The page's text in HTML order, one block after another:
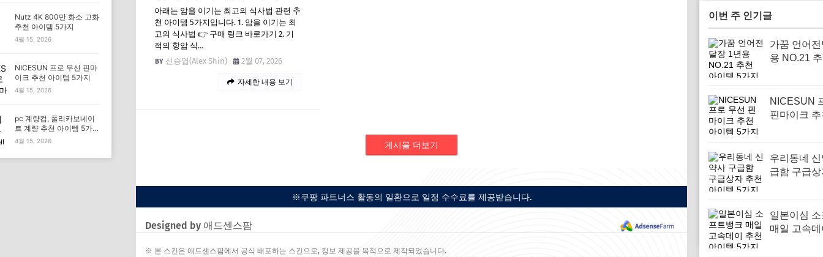
아래는 암을 이기는 최고의 식사법 관련 추
천 아이템 5가지입니다. 1. 암을 이기는 최
고의 식사법 👉 구매 링크 바로가기 2. 기
적의 항암 식…
신승엽(Alex Shin)
2월 07, 2026
자세한 내용 보기
게시물 더보기
※쿠팡 파트너스 활동의 일환으로 일정 수수료를 제공받습니다.
Designed by 애드센스팜
※ 본 스킨은 애드센스팜에서 공식 배포하는 스킨으로, 정보 제공을 목적으로 제작되었습니다.
이번 주 인기글
가꿈 언어
용 NO.21
NICESUN
핀마이크
우리동네
급함 구급
일본이심
매일 고속
Nutz 4K 800만 화소 고화
추천 아이템 5가지
4월 15, 2026
NICESUN 프로 무선 핀마
이크 추천 아이템 5가지
4월 15, 2026
pc 계량컵, 폴리카보네이
트 계량 추천 아이템 5가
지
4월 15, 2026